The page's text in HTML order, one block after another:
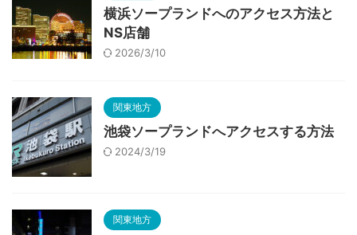
横浜ソープランドへのアクセス方法と
NS店舗
2026/3/10
関東地方
池袋ソープランドへアクセスする方法
2024/3/19
関東地方